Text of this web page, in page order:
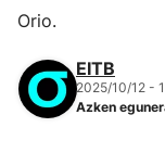
Orio.
EITB
2025/10/12 -
Azken